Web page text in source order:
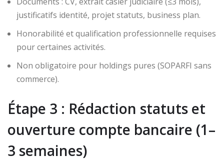
justificatifs identité, projet statuts, business plan.
Honorabilité et qualification professionnelle requises
pour certaines activités.
Non obligatoire pour holdings pures (SOPARFI sans
commerce).
Étape 3 : Rédaction statuts et
ouverture compte bancaire (1–
3 semaines)